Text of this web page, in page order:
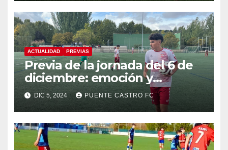
ACTUALIDAD PREVIAS
Previa de la jornada del 6 de
diciembre: emoción y
desafíos para nuestros
equipos
DIC 5, 2024 PUENTE CASTRO FC